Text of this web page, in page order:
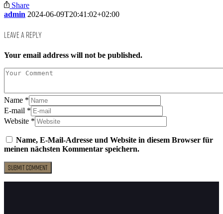
Share
admin 2024-06-09T20:41:02+02:00
Leave a Reply
Your email address will not be published.
Name *
E-mail *
Website *
Name, E-Mail-Adresse und Website in diesem Browser für
meinen nächsten Kommentar speichern.